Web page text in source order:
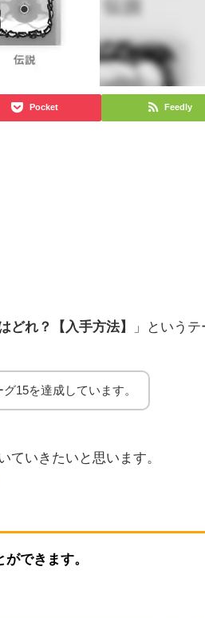
Pocket Feedly
どれ？【入手方法】
」というテ
15を達成しています。
ていきたいと思います。
できます。